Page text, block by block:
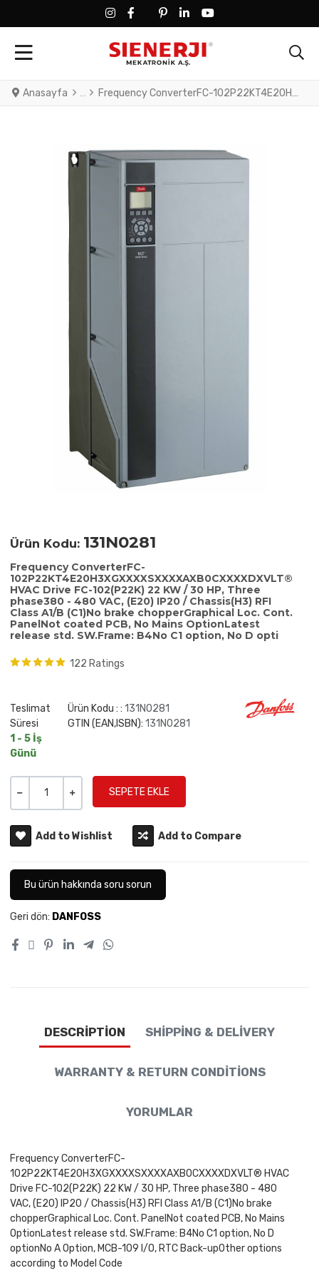
FACEBOOK SOCIAL LINK
FACEBOOK SOCIAL LINK
TWITTER SOCIAL LINK
PINTEREST SOCIAL LINK
LINKEDIN SOCIAL LINK
YOUTUBE SOCIAL LINK
Anasayfa Frequency ConverterFC-102P22KT4E20H3XGXXXXSXXXXAXB0CXXXXDXVLT® HVAC Drive FC-102(P22K) 22 KW / 30 HP, Three phase380 - 480 VAC, (E20) IP20 / Chassis(H3) RFI Class A1/B (C1)No brake chopperGraphical Loc. Cont. PanelNot coated PCB, No Mains OptionLatest release std. SW.Frame: B4No C1 option, No D opti
Ürün Kodu: 131N0281
Frequency ConverterFC-
102P22KT4E20H3XGXXXXSXXXXAXB0CXXXXDXVLT®
HVAC Drive FC-102(P22K) 22 KW / 30 HP, Three
phase380 - 480 VAC, (E20) IP20 / Chassis(H3) RFI
Class A1/B (C1)No brake chopperGraphical Loc. Cont.
PanelNot coated PCB, No Mains OptionLatest
release std. SW.Frame: B4No C1 option, No D opti
122 Ratings
Teslimat
Süresi
1 - 5 İş
Günü
Ürün Kodu : : 131N0281
GTIN (EAN,ISBN): 131N0281
Add to Wishlist Add to Compare
Bu ürün hakkında soru sorun
Geri dön: DANFOSS
DESCRIPTION SHIPPING & DELIVERY
WARRANTY & RETURN CONDITIONS
YORUMLAR
Frequency ConverterFC-
102P22KT4E20H3XGXXXXSXXXXAXB0CXXXXDXVLT® HVAC
Drive FC-102(P22K) 22 KW / 30 HP, Three phase380 - 480
VAC, (E20) IP20 / Chassis(H3) RFI Class A1/B (C1)No brake
chopperGraphical Loc. Cont. PanelNot coated PCB, No Mains
OptionLatest release std. SW.Frame: B4No C1 option, No D
optionNo A Option, MCB-109 I/O, RTC Back-upOther options
according to Model Code